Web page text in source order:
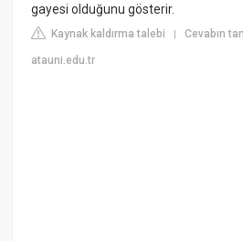
gayesi olduğunu gösterir.
Kaynak kaldırma talebi |Cevabın
atauni.edu.tr